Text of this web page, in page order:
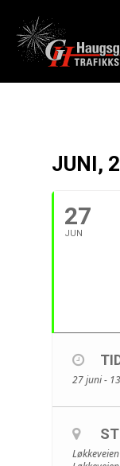
JUNI,
27
JUN
27 juni -